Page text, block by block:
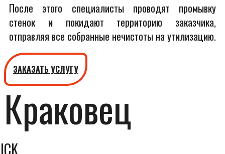
После этого специалисты проводят промывку
стенок и покидают территорию заказчика,
отправляя все собранные нечистоты на утилизацию.
ЗАКАЗАТЬ УСЛУГУ
Краковец